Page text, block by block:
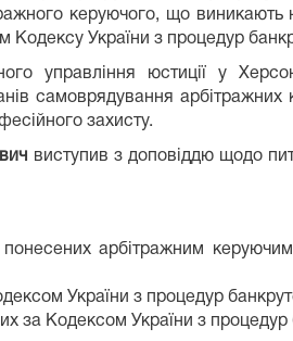
керуючого, що виникають
Кодексу України з процедур
управління юстиції у
самоврядування
захисту.
виступив з доповіддю щодо
арбітражним
України з процедур
за Кодексом України з процедур